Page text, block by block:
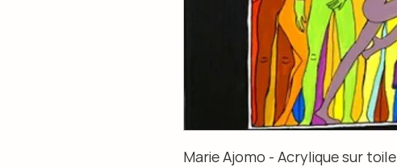
Marie Ajomo - Acrylique sur toile